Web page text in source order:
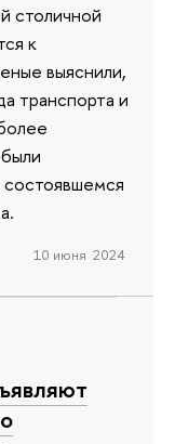
столичной
к
выяснили,
транспорта и
состоявшемся
10 июня 2024